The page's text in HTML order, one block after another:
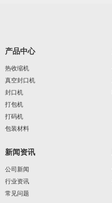
产品中心
热收缩机
真空封口机
封口机
打包机
打码机
包装材料
新闻资讯
公司新闻
行业资讯
常见问题